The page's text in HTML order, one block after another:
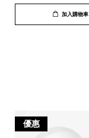
加入購物車
優惠